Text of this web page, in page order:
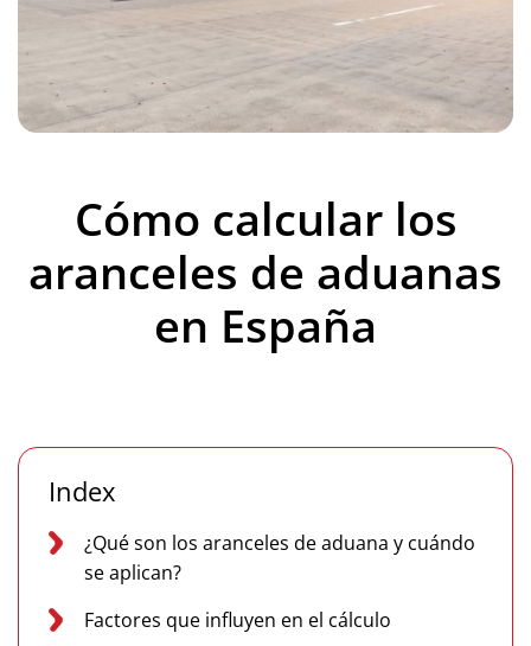
Cómo calcular los
aranceles de aduanas
en España
Index
¿Qué son los aranceles de aduana y cuándo
se aplican?
Factores que influyen en el cálculo